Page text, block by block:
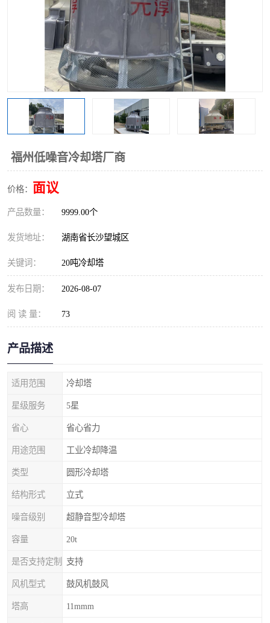
福州低噪音冷却塔厂商
价格： 面议
产品数量： 9999.00个
发货地址： 湖南省长沙望城区
关键词： 20吨冷却塔
发布日期： 2026-08-07
阅 读 量： 73
产品描述
适用范围 冷却塔
星级服务 5星
省心 省心省力
用途范围 工业冷却降温
类型 圆形冷却塔
结构形式 立式
噪音级别 超静音型冷却塔
容量 20t
是否支持定制 支持
风机型式 鼓风机鼓风
塔高 11mmm